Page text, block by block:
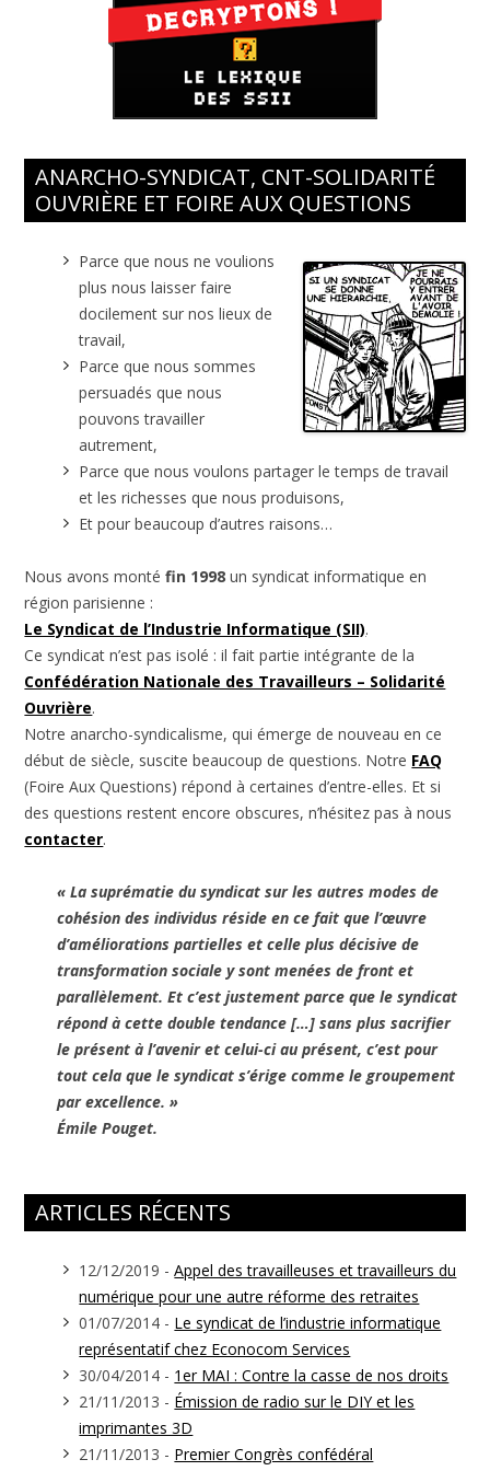
ANARCHO-SYNDICAT, CNT-SOLIDARITÉ
OUVRIÈRE ET FOIRE AUX QUESTIONS
Parce que nous ne voulions
plus nous laisser faire
docilement sur nos lieux de
travail,
Parce que nous sommes
persuadés que nous
pouvons travailler
autrement,
Parce que nous voulons partager le temps de travail
et les richesses que nous produisons,
Et pour beaucoup d’autres raisons…
Nous avons montéfin 1998 un syndicat informatique en
région parisienne :
Le Syndicat de l’Industrie Informatique (SII).
Ce syndicat n’est pas isolé : il fait partie intégrante de la
Confédération Nationale des Travailleurs – Solidarité
Ouvrière.
Notre anarcho-syndicalisme, qui émerge de nouveau en ce
début de siècle, suscite beaucoup de questions. Notre FAQ
(Foire Aux Questions) répond à certaines d’entre-elles. Et si
des questions restent encore obscures, n’hésitez pas à nous
contacter.
« La suprématie du syndicat sur les autres modes de
cohésion des individus réside en ce fait que l’œuvre
d’améliorations partielles et celle plus décisive de
transformation sociale y sont menées de front et
parallèlement. Et c’est justement parce que le syndicat
répond à cette double tendance […] sans plus sacrifier
le présent à l’avenir et celui-ci au présent, c’est pour
tout cela que le syndicat s’érige comme le groupement
par excellence. »
Émile Pouget.
ARTICLES RÉCENTS
12/12/2019 -Appel des travailleuses et travailleurs du
numérique pour une autre réforme des retraites
01/07/2014 - Le syndicat de l’industrie informatique
représentatif chez Econocom Services
30/04/2014 - 1er MAI : Contre la casse de nos droits
21/11/2013 - Émission de radio sur le DIY et les
imprimantes 3D
21/11/2013 - Premier Congrès confédéral